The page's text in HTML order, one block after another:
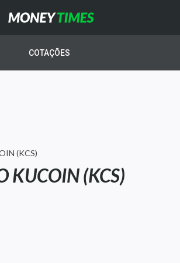
COTAÇÕES
(KCS)
KUCOIN (KCS)